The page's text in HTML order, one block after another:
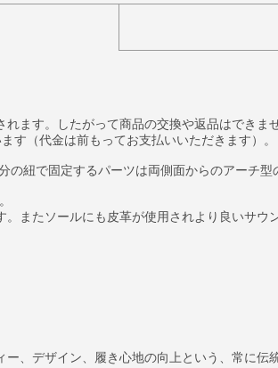
ます。したがって商品の交換や返品はできま
す（代金は前もってお支払いいただきます）。
紐で固定するパーツは両側面からのアーチ型
またソールにも皮革が使用されより良いサウ
、デザイン、履き心地の向上という、常に伝